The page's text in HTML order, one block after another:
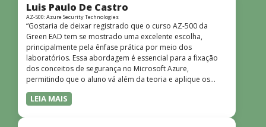
Luis Paulo De Castro
AZ-500: Azure Security Technologies
“Gostaria de deixar registrado que o curso AZ-500 da
Green EAD tem se mostrado uma excelente escolha,
principalmente pela ênfase prática por meio dos
laboratórios. Essa abordagem é essencial para a fixação
dos conceitos de segurança no Microsoft Azure,
permitindo que o aluno vá além da teoria e aplique os
conhecimentos em cenários reais e simulados. Outro
ponto muito positivo é a didática do curso. O conteúdo é
LEIA MAIS